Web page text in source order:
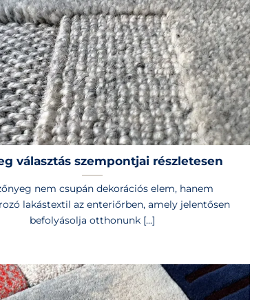
választás szempontjai részletesen
nem csupán dekorációs elem, hanem
lakástextil az enteriőrben, amely jelentősen
befolyásolja otthonunk [...]